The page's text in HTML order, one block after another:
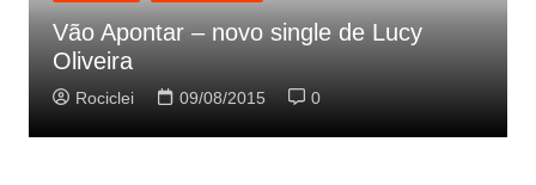
Vão Apontar – novo single de Lucy
Oliveira
Rociclei 09/08/2015 0